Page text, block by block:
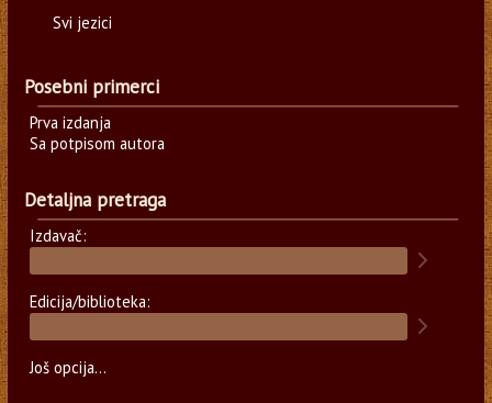
Svi jezici
Posebni primerci
Prva izdanja
Sa potpisom autora
Detaljna pretraga
Izdavač:
Edicija/biblioteka:
Još opcija...